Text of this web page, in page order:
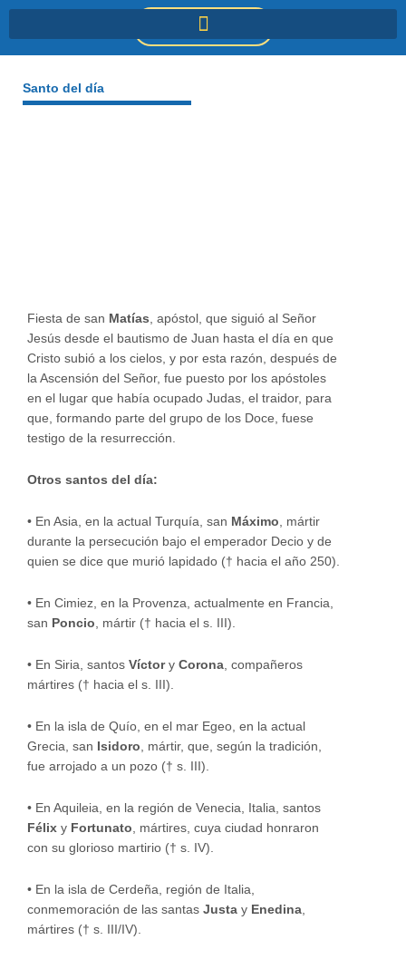
DONACIONES
Santo del día
Fiesta de san Matías, apóstol, que siguió al Señor
Jesús desde el bautismo de Juan hasta el día en que
Cristo subió a los cielos, y por esta razón, después de
la Ascensión del Señor, fue puesto por los apóstoles
en el lugar que había ocupado Judas, el traidor, para
que, formando parte del grupo de los Doce, fuese
testigo de la resurrección.
Otros santos del día:
• En Asia, en la actual Turquía, san Máximo, mártir
durante la persecución bajo el emperador Decio y de
quien se dice que murió lapidado († hacia el año 250).
• En Cimiez, en la Provenza, actualmente en Francia,
san Poncio , mártir († hacia el s. III).
• En Siria, santos Víctory Corona , compañeros
mártires († hacia el s. III).
• En la isla de Quío, en el mar Egeo, en la actual
Grecia, san Isidoro , mártir, que, según la tradición,
fue arrojado a un pozo († s. III).
• En Aquileia, en la región de Venecia, Italia, santos
Félix y Fortunato , mártires, cuya ciudad honraron
con su glorioso martirio († s. IV).
• En la isla de Cerdeña, región de Italia,
conmemoración de las santas Justa y Enedina
mártires († s. III/IV).